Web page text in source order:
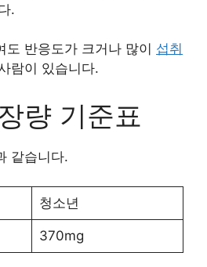
.
도 반응도가 크거나 많이 섭취
람이 있습니다.
량 기준표
같습니다.
청소년
370mg